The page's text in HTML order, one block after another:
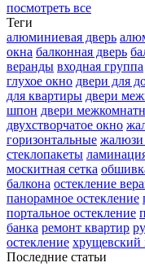
посмотреть все
Теги
алюминиевая дверь
окна балконная дверь
веранды входная группа
глухое окно двери для
для квартиры двери
шпон двери
двухстворчатое окно
горизонтальные жалюзи
стеклопакеты
москитная сетка
балкона остекление
панорамное остекление
портальное остекление
банка ремонт квартир
остекление хрущевский
Последние статьи